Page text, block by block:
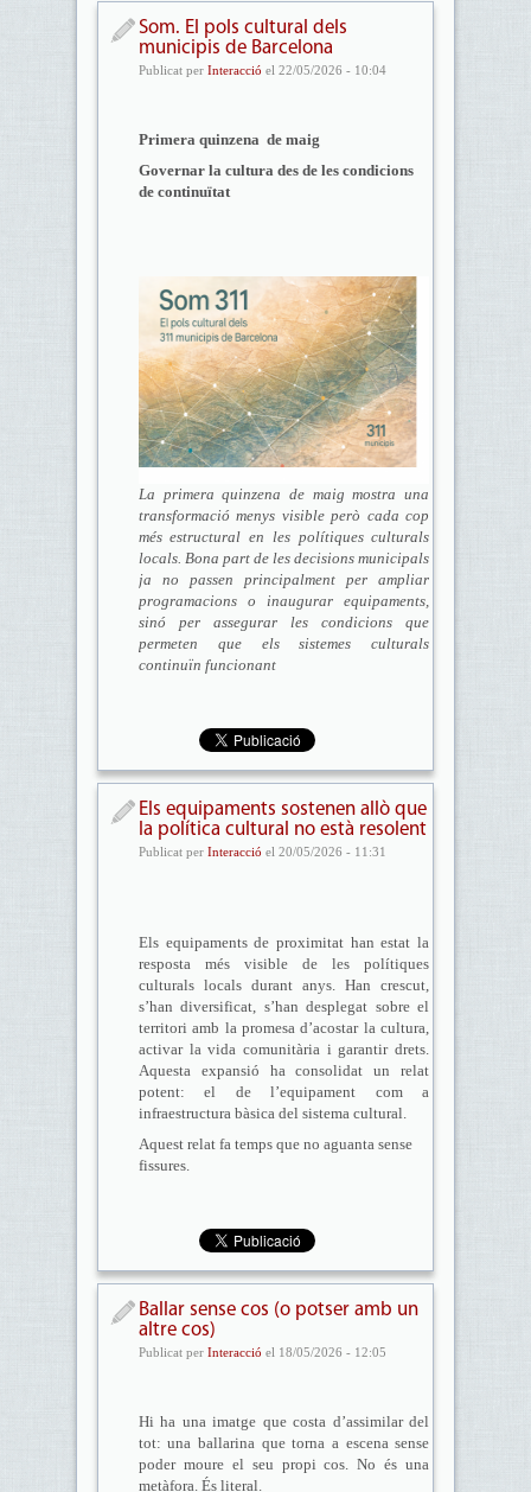
Som. El pols cultural dels
municipis de Barcelona
Publicat per Interacció el 22/05/2026 - 10:04
Primera quinzena de maig
Governar la cultura des de les condicions
de continuïtat
La primera quinzena de maig mostra una
transformació menys visible però cada cop
més estructural en les polítiques culturals
locals. Bona part de les decisions municipals
ja no passen principalment per ampliar
programacions o inaugurar equipaments,
sinó per assegurar les condicions que
permeten que els sistemes culturals
continuïn funcionant
Els equipaments sostenen allò que
la política cultural no està resolent
Publicat per Interacció el 20/05/2026 - 11:31
Els equipaments de proximitat han estat la
resposta més visible de les polítiques
culturals locals durant anys. Han crescut,
s’han diversificat, s’han desplegat sobre el
territori amb la promesa d’acostar la cultura,
activar la vida comunitària i garantir drets.
Aquesta expansió ha consolidat un relat
potent: el de l’equipament com a
infraestructura bàsica del sistema cultural.
Aquest relat fa temps que no aguanta sense
fissures.
Ballar sense cos (o potser amb un
altre cos)
Publicat per Interacció el 18/05/2026 - 12:05
Hi ha una imatge que costa d’assimilar del
tot: una ballarina que torna a escena sense
poder moure el seu propi cos. No és una
metàfora. És literal.